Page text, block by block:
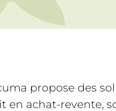
propose des
en achat-revente,